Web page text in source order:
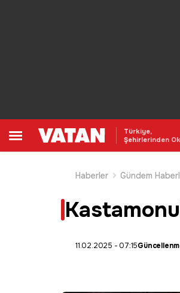
Türkiye,
Şehirlerinden
Haberler
Gündem
11.02.2025 - 07:15